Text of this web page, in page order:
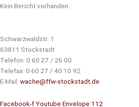
Kein Bericht vorhanden.
Schwarzwaldstr. 1
63811 Stockstadt
Telefon: 0 60 27 / 26 00
Telefax: 0 60 27 / 40 10 92
E-Mail: wache@ffw-stockstadt.de
Facebook-fYoutube Envelope 112